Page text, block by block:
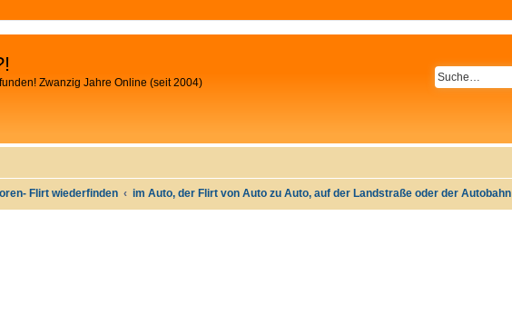
Zwanzig Jahre Online (seit 2004)
Flirt wiederfinden im Auto, der Flirt von Auto zu Auto, auf der Landstraße oder der Autobahn